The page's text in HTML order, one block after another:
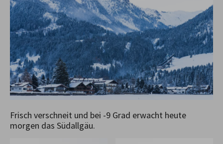
Frisch verschneit und bei -9 Grad erwacht heute
morgen das Südallgäu.